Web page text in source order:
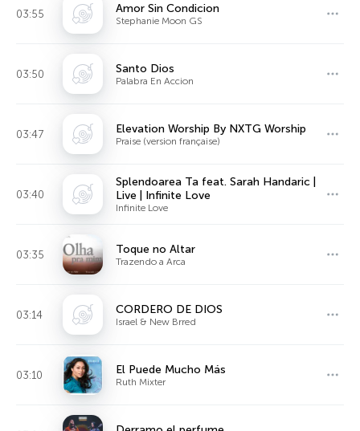
03:55 Amor Sin Condicion
Stephanie Moon GS
03:50 Santo Dios
Palabra En Accion
03:47 Elevation Worship By NXTG Worship
Praise (version française)
03:40
Splendoarea Ta feat. Sarah Handaric |
Live | Infinite Love
Infinite Love
03:35 Toque no Altar
Trazendo a Arca
03:14 CORDERO DE DIOS
Israel & New Brred
03:10 El Puede Mucho Más
Ruth Mixter